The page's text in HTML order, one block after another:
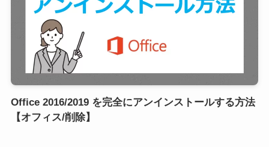
Office 2016/2019 を完全にアンインストールする方法
【オフィス/削除】